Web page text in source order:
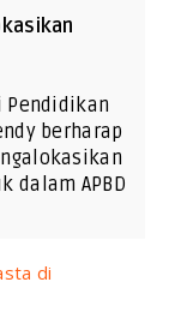
Pendidikan
berharap
dalam APBD
di